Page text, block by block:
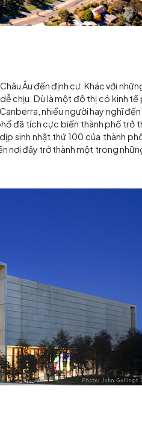
khi người Châu Âu đến
hậu ôn hòa, dễ chịu. Dù
Khi nhắc đến Canberra,
quyền thành phố đã tích
năm 2013 – dịp sinh nhật
Canberra, biến nơi đây trở